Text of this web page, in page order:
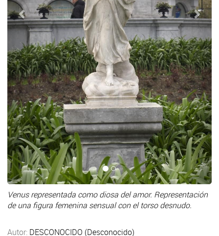
Venus representada como diosa del amor. Representación
de una figura femenina sensual con el torso desnudo.
Autor: DESCONOCIDO (Desconocido)